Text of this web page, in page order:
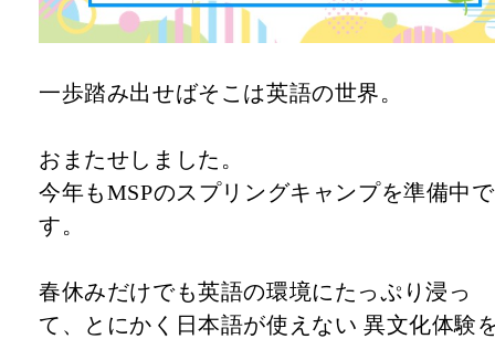
一歩踏み出せばそこは英語の世界。
おまたせしました。
今年もMSPのスプリングキャンプを準備中で
す。
春休みだけでも英語の環境にたっぷり浸っ
て、とにかく日本語が使えない 異文化体験